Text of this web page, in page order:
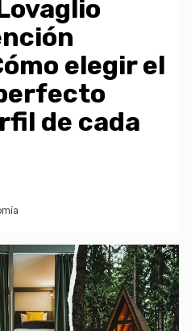
elegir el
de cada